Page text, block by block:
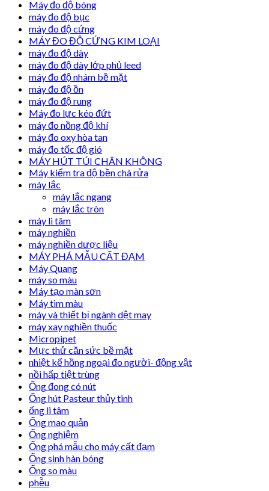
Máy đo độ bóng
máy đo độ bục
máy đo độ cứng
MÁY ĐO ĐỘ CỨNG KIM LOẠI
máy đo độ dày
máy đo độ dày lớp phủ leed
máy đo độ nhám bề mặt
máy đo độ ồn
máy đo độ rung
Máy đo lực kéo đứt
máy đo nồng độ khí
máy đo oxy hòa tan
máy đo tốc độ gió
MÁY HÚT TÚI CHÂN KHÔNG
Máy kiểm tra độ bền chà rửa
máy lắc
máy lắc ngang
máy lắc tròn
máy li tâm
máy nghiền
máy nghiền dược liệu
MÁY PHÁ MẪU CẤT ĐẠM
Máy Quang
máy so màu
Máy tạo màn sơn
Máy tìm màu
máy và thiết bị ngành dệt may
máy xay nghiền thuốc
Micropipet
Mực thử căn sức bề mặt
nhiệt kế hồng ngoại đo người- động vật
nồi hấp tiệt trùng
Ống đong có nút
Ống hút Pasteur thủy tinh
ống li tâm
Ống mao quản
Ống nghiệm
Ống phá mẫu cho máy cất đạm
Ống sinh hàn bóng
Ống so màu
phễu